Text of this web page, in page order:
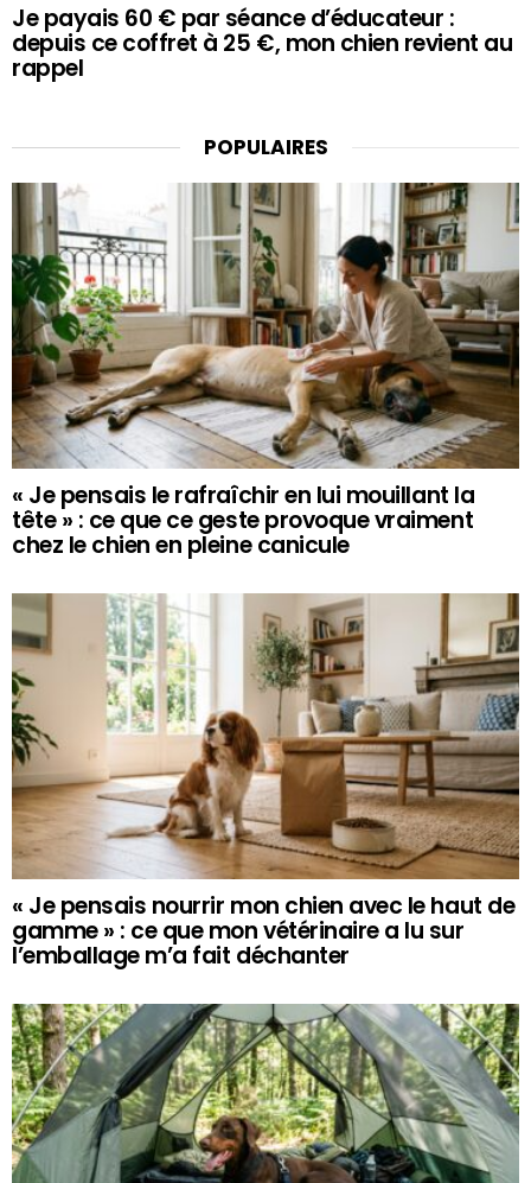
Je payais 60 € par séance d’éducateur :
depuis ce coffret à 25 €, mon chien revient au
rappel
POPULAIRES
« Je pensais le rafraîchir en lui mouillant la
tête » : ce que ce geste provoque vraiment
chez le chien en pleine canicule
« Je pensais nourrir mon chien avec le haut de
gamme » : ce que mon vétérinaire a lu sur
l’emballage m’a fait déchanter